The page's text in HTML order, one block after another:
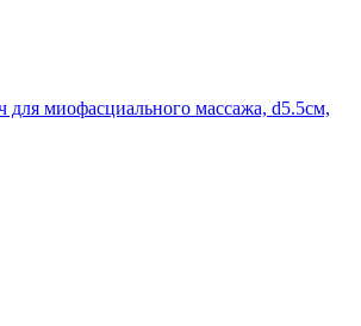
миофасциального массажа, d5.5см,